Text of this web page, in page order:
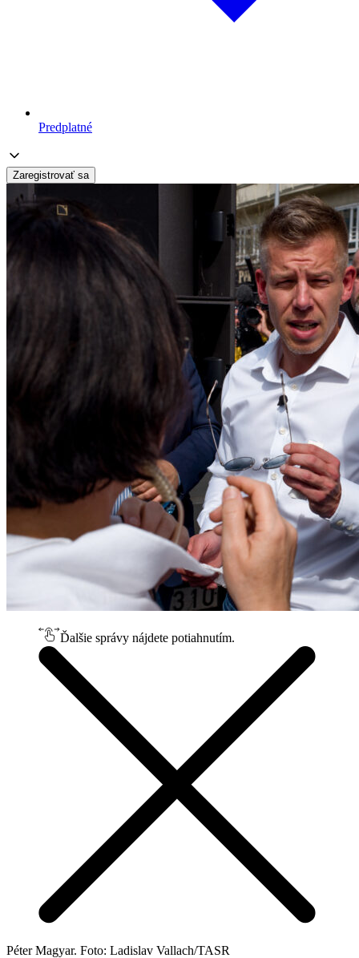
Predplatné
Zaregistrovať sa
Ďalšie správy nájdete potiahnutím.
Péter Magyar. Foto: Ladislav Vallach/TASR